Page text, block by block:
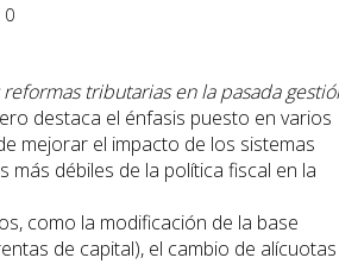
0
tributarias en la pasada
destaca el énfasis puesto en varios
mejorar el impacto de los sistemas
débiles de la política fiscal en la
como la modificación de la base
de capital), el cambio de